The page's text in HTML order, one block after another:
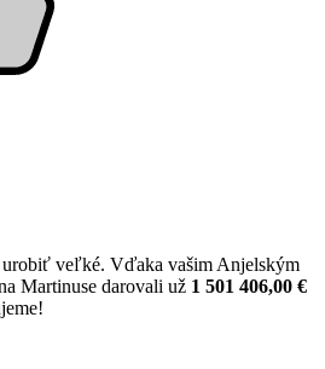
veľké. Vďaka vašim Anjelským
Martinuse darovali už 1 501 406,00 €